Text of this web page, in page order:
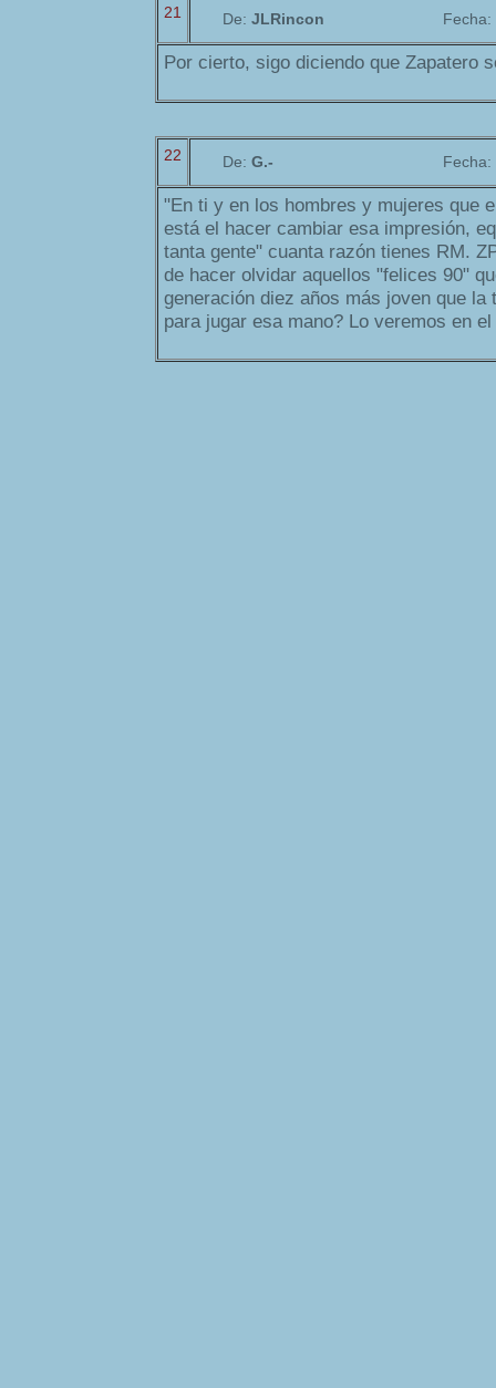
21 De: JLRincon Fecha:
Por cierto, sigo diciendo que Zapatero
22 De: G.- Fecha:
"En ti y en los hombres y mujeres que
está el hacer cambiar esa impresión,
tanta gente" cuanta razón tienes RM.
de hacer olvidar aquellos "felices 90"
generación diez años más joven que la
para jugar esa mano? Lo veremos en